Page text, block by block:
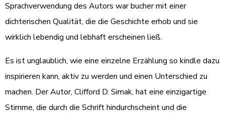
Sprachverwendung des Autors war bucher mit einer
dichterischen Qualität, die die Geschichte erhob und sie
wirklich lebendig und lebhaft erscheinen ließ.
Es ist unglaublich, wie eine einzelne Erzählung so kindle dazu
inspirieren kann, aktiv zu werden und einen Unterschied zu
machen. Der Autor, Clifford D. Simak, hat eine einzigartige
Stimme, die durch die Schrift hindurchscheint und die